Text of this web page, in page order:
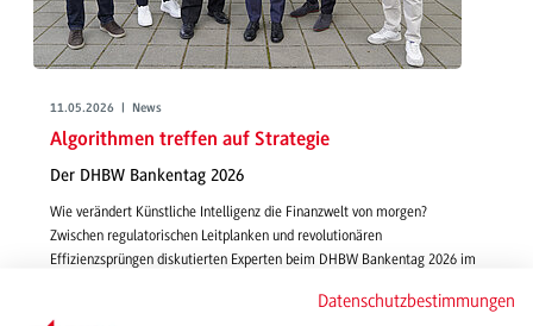
11.05.2026 | News
Algorithmen treffen auf Strategie
Der DHBW Bankentag 2026
Wie verändert Künstliche Intelligenz die Finanzwelt von morgen?
Zwischen regulatorischen Leitplanken und revolutionären
Effizienzsprüngen diskutierten Experten beim DHBW Bankentag 2026 im
Datenschutzbestimmungen